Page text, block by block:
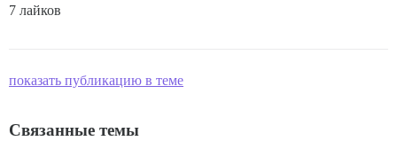
7 лайков
показать публикацию в теме
Связанные темы